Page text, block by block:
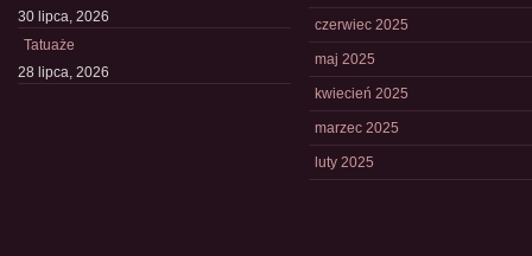
30 lipca, 2026
Tatuaże
28 lipca, 2026
czerwiec 2025
maj 2025
kwiecień 2025
marzec 2025
luty 2025